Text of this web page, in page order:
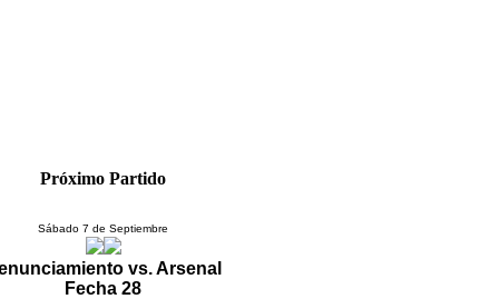
Próximo Partido
Sábado 7 de Septiembre
vs. Arsenal
Fecha 28